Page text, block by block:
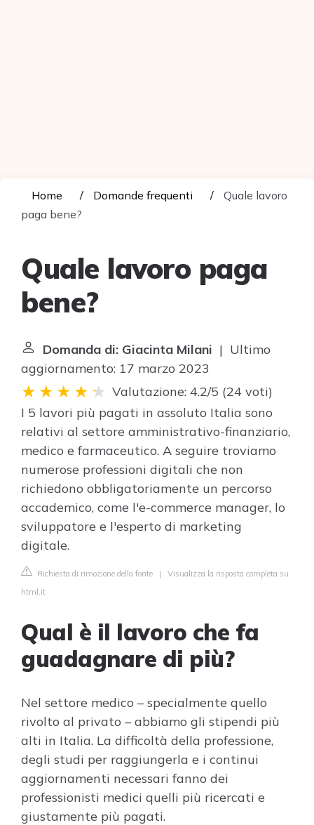
Home Domande frequenti
Quale lavoro
paga bene?
Quale lavoro paga
bene?
Domanda di: Giacinta Milani | Ultimo
aggiornamento: 17 marzo 2023
Valutazione: 4.2/5 (24 voti)
I 5 lavori più pagati in assoluto Italia sono
relativi al settore amministrativo-finanziario,
medico e farmaceutico. A seguire troviamo
numerose professioni digitali che non
richiedono obbligatoriamente un percorso
accademico, come l'e-commerce manager, lo
sviluppatore e l'esperto di marketing
digitale.
Richiesta di rimozione della fonte | Visualizza la risposta completa su
html.it
Qual è il lavoro che fa
guadagnare di più?
Nel settore medico – specialmente quello
rivolto al privato – abbiamo gli stipendi più
alti in Italia. La difficoltà della professione,
degli studi per raggiungerla e i continui
aggiornamenti necessari fanno dei
professionisti medici quelli più ricercati e
giustamente più pagati.